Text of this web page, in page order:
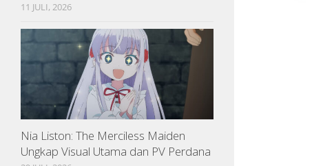
11 JULI, 2026
Nia Liston: The Merciless Maiden
Ungkap Visual Utama dan PV Perdana